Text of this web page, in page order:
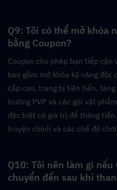
Q9: Tôi có thể mở khóa
bằng Coupon?
Coupon cho phép bạn tiếp cận
bao gồm mở khóa kỹ năng độc
cấp cao, trang bị tiên tiến,
trường PVP và các gói vật
đặc biệt có giá trị để thăng
truyện chính và các chế độ
Q10: Tôi nên làm gì
chuyển đến sau khi